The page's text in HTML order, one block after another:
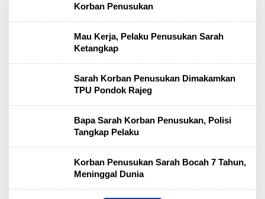
Korban Penusukan
Mau Kerja, Pelaku Penusukan Sarah
Ketangkap
Sarah Korban Penusukan Dimakamkan
TPU Pondok Rajeg
Bapa Sarah Korban Penusukan, Polisi
Tangkap Pelaku
Korban Penusukan Sarah Bocah 7 Tahun,
Meninggal Dunia